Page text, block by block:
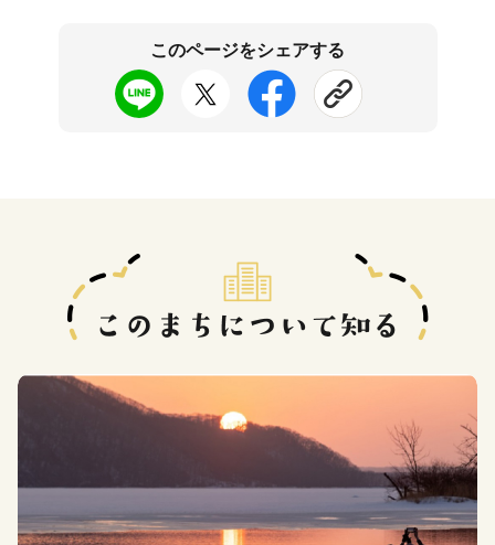
このページをシェアする